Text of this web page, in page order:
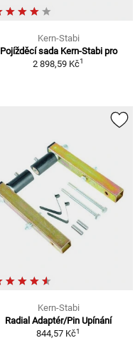
Kern-Stabi
Pojížděcí sada Kern-Stabi pro
2 898,59 Kč1
Kern-Stabi
Radial Adaptér/Pin Upínání
844,57 Kč1